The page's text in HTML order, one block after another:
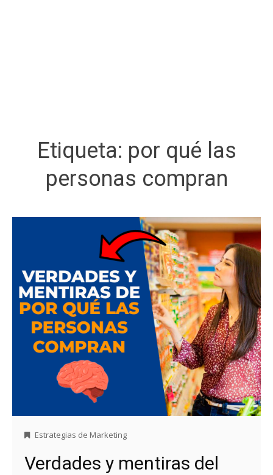
Etiqueta: por qué las
personas compran
Estrategias de Marketing
Verdades y mentiras del